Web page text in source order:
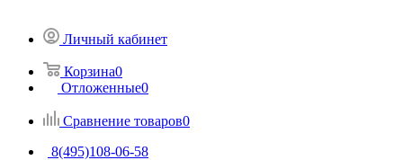
Личный кабинет
Корзина0
Отложенные0
Сравнение товаров0
8(495)108-06-58